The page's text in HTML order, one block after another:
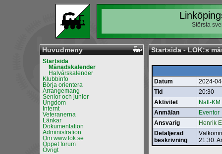
Största
Huvudmeny
Startsida
Månadskalender
Halvårskalender
Klubbinfo
Börja orientera
Arrangemang
Senior och junior
Ungdom
Internt
Veteranerna
Länkar
Dokumentation
Administration
Om www.lok.se
Öppet forum
Övrigt
Startsida - LOK:s
Datum
2024-
Tid
20:30
Aktivitet
Natt-KM
Anmälan
Eventor
Ansvarig
Henrik
Detaljerad
beskrivning
21:30.